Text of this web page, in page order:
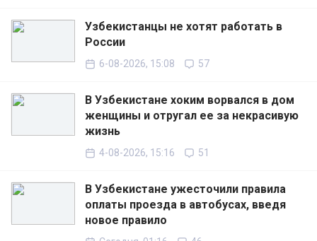
Узбекистанцы не хотят работать в
России
6-08-2026, 15:08 57
В Узбекистане хоким ворвался в дом
женщины и отругал ее за некрасивую
жизнь
4-08-2026, 15:16 51
В Узбекистане ужесточили правила
оплаты проезда в автобусах, введя
новое правило